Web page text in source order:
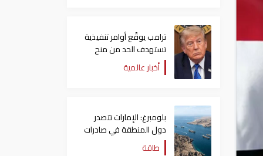
ترامب يوقّع أوامر تنفيذية
تستهدف الحد من منح
الجنسية الأمريكية بالولادة
أخبار عالمية
بلومبرغ: الإمارات تتصدر
دول المنطقة في صادرات
النفط عبر مضيق هرمز
طاقة